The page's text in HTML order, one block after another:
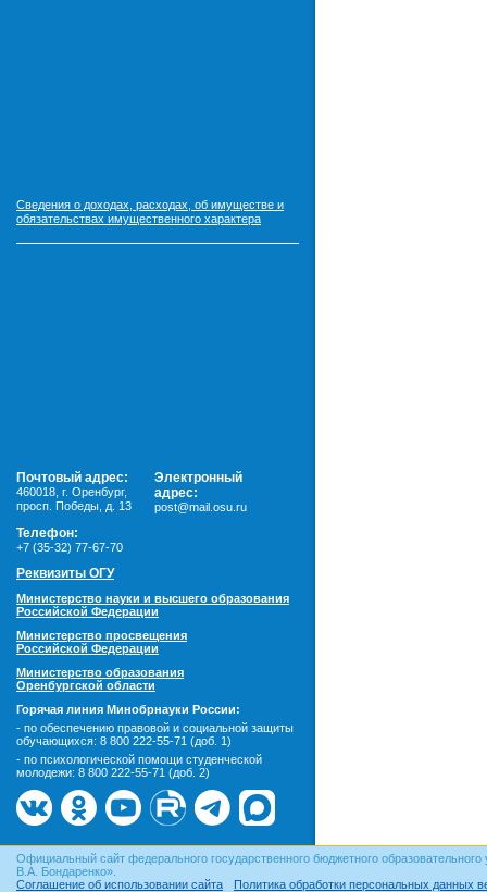
Сведения о доходах, расходах, об имуществе и
обязательствах имущественного характера
Почтовый адрес:
460018 г. Оренбург,
просп. Победы, д. 13
Электронный
адрес:
post@mail.osu.ru
Телефон:
+7 (35-32) 77-67-70
Реквизиты ОГУ
Министерство науки и высшего образования
Российской Федерации
Министерство просвещения
Российской Федерации
Министерство образования
Оренбургской области
Горячая линия Минобрнауки России:
- по обеспечению правовой и социальной защиты
обучающихся: 8 800 222-55-71 (доб. 1)
- по психологической помощи студенческой
молодежи: 8 800 222-55-71 (доб. 2)
Официальный сайт федерального государственного бюджетного
В.А. Бондаренко».
Соглашение об использовании сайта
Политика обработки персональных данных